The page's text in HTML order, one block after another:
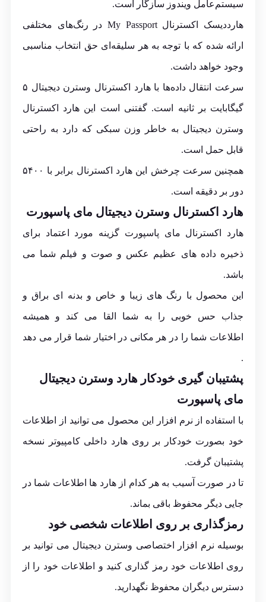
سیستم‌عامل ویندوز سازگار است.
هارددیسک اکسترنال My Passport در رنگ‌های مختلفی
ارائه شده که با توجه به هر سلیقه‌ای حق انتخاب مناسبی
وجود خواهد داشت.
سرعت انتقال داده‌ها با هارد اکسترنال وسترن دیجیتال ۵
گیگابایت بر ثانیه است. گفتنی است این هارد اکسترنال
وسترن دیجیتال به خاطر وزن سبکی که دارد به راحتی
قابل حمل است.
همچنین سرعت چرخش این هارد اکسترنال برابر با ۵۴۰۰
دور بر دقیقه است.
هارد اکسترنال وسترن دیجیتال مای پاسپورت
هارد اکسترنال مای پاسپورت گزینه مورد اعتماد برای
ذخیره داده های عظیم عکس و صوت و فیلم شما می
باشد.
این محصول با رنگ های زیبا و خاص و بدنه ای براق و
جذاب حس خوبی را به شما القا می کند و همیشه
اطلاعات شما را در هر مکانی در اختیار شما قرار می دهد
.
پشتیبان گیری خودکار هارد وسترن دیجیتال
مای پاسپورت
با استفاده از نرم افزار این محصول می توانید از اطلاعات
خود بصورت خودکار بر روی هارد داخلی کامپیوتر نسخه
پشتیبان گرفت.
تا در صورت آسیب به هر کدام از هارد ها اطلاعات شما در
جایی دیگر محفوظ باقی بماند.
رمزگذاری بر روی اطلاعات شخصی خود
بوسیله نرم افزار اختصاصی وسترن دیجیتال می توانید بر
روی اطلاعات خود رمز گذاری کنید و اطلاعات خود را از
دسترس دیگران محفوظ نگهدارید.